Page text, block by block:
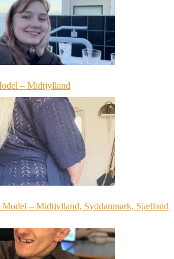
– Midtjylland
– Midtjylland, Syddanmark, Sjælland